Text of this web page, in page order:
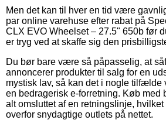
Men det kan til hver en tid være
par online varehuse efter rabat på
CLX EVO Wheelset – 27.5" 650b før
er tryg ved at skaffe sig den
Du bør bare være så påpasselig, at
annoncerer produkter til salg for en
mystisk lav, så kan det i nogle
en bedragerisk e-forretning. Køb med
alt omsluttet af en retningslinje,
overfor snydagtige outlets på nettet.